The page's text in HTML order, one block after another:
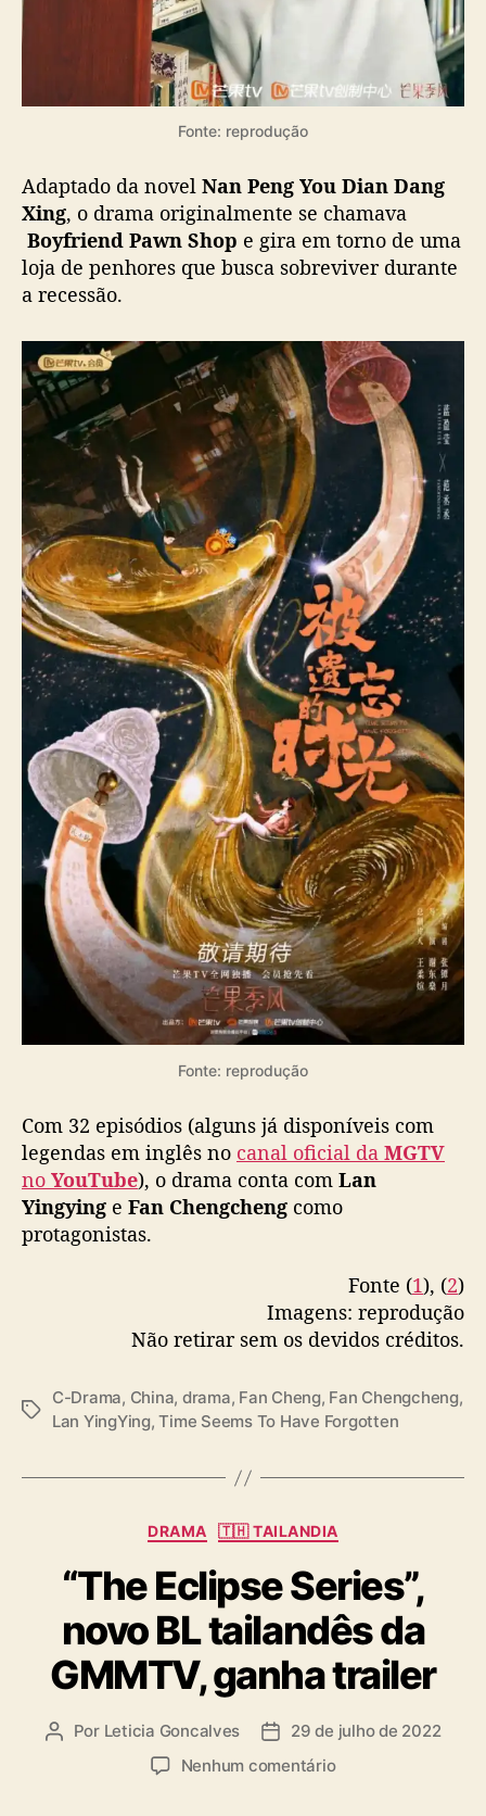
Fonte: reprodução
Adaptado da novel Nan Peng You Dian Dang
Xing, o drama originalmente se chamava
Boyfriend Pawn Shop e gira em torno de uma
loja de penhores que busca sobreviver durante
a recessão.
Fonte: reprodução
Com 32 episódios (alguns já disponíveis com
legendas em inglês no canal oficial da MGTV
no YouTube), o drama conta com Lan
Yingying e Fan Chengcheng como
protagonistas.
Fonte (1), (2)
Imagens: reprodução
Não retirar sem os devidos créditos.
T
s
C-Drama, China, drama, Fan Cheng, Fan Chengcheng,
Lan YingYing,Time Seems To Have Forgotten
C
t
e
g
o
r
i
DRAMA 🇹🇭 TAILANDIA
“The Eclipse Series”,
novo BL tailandês da
GMMTV, ganha trailer
A Por Leticia Goncalves
D 29 de julho de 2022
Nenhum comentárioe